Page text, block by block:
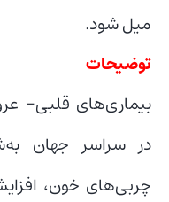
میل شود.
توضیحات
بیماری‌های قلبی-
در سراسر جهان
چربی‌های خون،